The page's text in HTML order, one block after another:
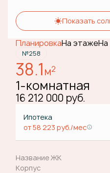
Показать
ПланировкаНа этажеНа
№258
38.1м2
1-комнатная
16 212 000 руб.
Ипотека
от 58 223 руб./мес
Название ЖК
Корпус